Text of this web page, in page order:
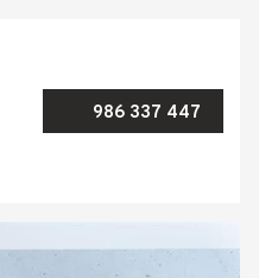
986 337 447